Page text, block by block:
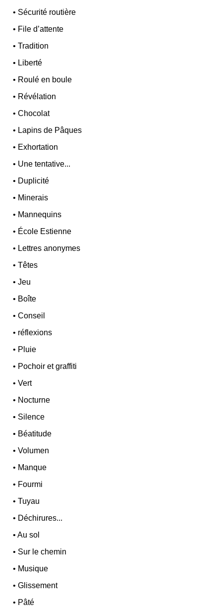
• Sécurité routière
• File d’attente
•Tradition
• Liberté
• Roulé en boule
• Révélation
•Chocolat
• Lapins de Pâques
• Exhortation
• Une tentative...
• Duplicité
• Minerais
• Mannequins
• École Estienne
• Lettres anonymes
•Têtes
•Jeu
• Boîte
•Conseil
• réflexions
• Pluie
• Pochoir et graffiti
•Vert
• Nocturne
• Silence
• Béatitude
•Volumen
• Manque
• Fourmi
•Tuyau
• Déchirures...
•Au sol
• Sur le chemin
• Musique
•Glissement
• Pâté